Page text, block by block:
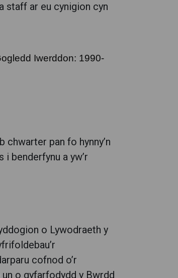
staff ar eu cynigion cyn
Iwerddon: 1990-
pan fo hynny’n
i benderfynu a yw’r
o Lywodraeth y
cofnod o’r
un o gyfarfodydd y Bwrdd